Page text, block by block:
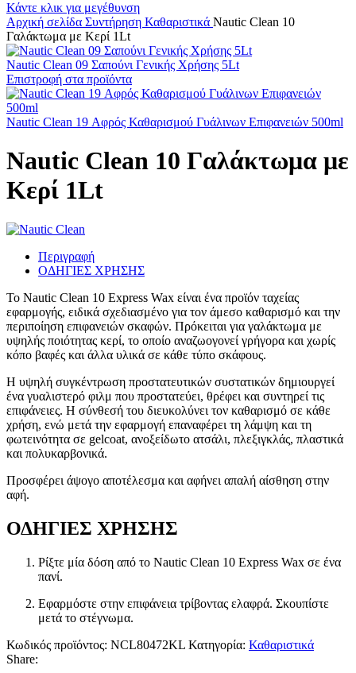
Κάντε κλικ για μεγέθυνση
Αρχική σελίδα Συντήρηση Καθαριστικά Nautic Clean 10
Γαλάκτωμα με Κερί 1Lt
Nautic Clean 09 Σαπούνι Γενικής Χρήσης 5Lt
Επιστροφή στα προϊόντα
Nautic Clean 19 Αφρός Καθαρισμού Γυάλινων Επιφανειών 500ml
Nautic Clean 10 Γαλάκτωμα με
Κερί 1Lt
Περιγραφή
ΟΔΗΓΙΕΣ ΧΡΗΣΗΣ
Το Nautic Clean 10 Express Wax είναι ένα προϊόν ταχείας
εφαρμογής, ειδικά σχεδιασμένο για τον άμεσο καθαρισμό και την
περιποίηση επιφανειών σκαφών. Πρόκειται για γαλάκτωμα με
υψηλής ποιότητας κερί, το οποίο αναζωογονεί γρήγορα και χωρίς
κόπο βαφές και άλλα υλικά σε κάθε τύπο σκάφους.
Η υψηλή συγκέντρωση προστατευτικών συστατικών δημιουργεί
ένα γυαλιστερό φιλμ που προστατεύει, θρέφει και συντηρεί τις
επιφάνειες. Η σύνθεσή του διευκολύνει τον καθαρισμό σε κάθε
χρήση, ενώ μετά την εφαρμογή επαναφέρει τη λάμψη και τη
φωτεινότητα σε gelcoat, ανοξείδωτο ατσάλι, πλεξιγκλάς, πλαστικά
και πολυκαρβονικά.
Προσφέρει άψογο αποτέλεσμα και αφήνει απαλή αίσθηση στην
αφή.
ΟΔΗΓΙΕΣ ΧΡΗΣΗΣ
Ρίξτε μία δόση από το Nautic Clean 10 Express Wax σε ένα
πανί.
Εφαρμόστε στην επιφάνεια τρίβοντας ελαφρά. Σκουπίστε
μετά το στέγνωμα.
Κωδικός προϊόντος: NCL80472KL Κατηγορία: Καθαριστικά
Share: